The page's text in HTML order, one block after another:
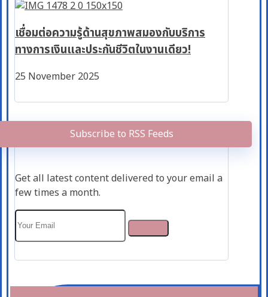
เชื่อมต่อความรู้ด้านสุขภาพสมองกับบริการ
ทางการเงินและประกันชีวิตในงานเดียว!
25 November 2025
Subscribe to RSS Feeds
Get all latest content delivered to your email a
few times a month.